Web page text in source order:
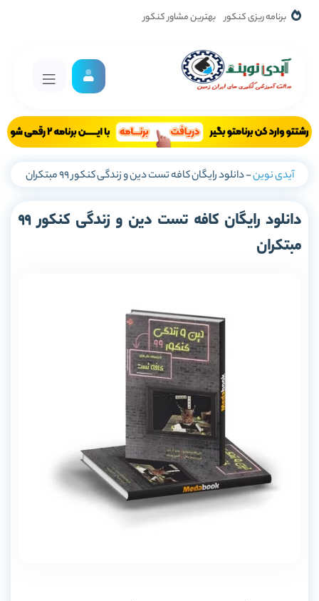
برنامه ریزی کنکور بهترین مشاور کنکور
آیدی نوین-دانلود رایگان کافه تست دین و زندگی کنکور 99 مبتکران
دانلود رایگان کافه تست دین و زندگی کنکور 99
مبتکران